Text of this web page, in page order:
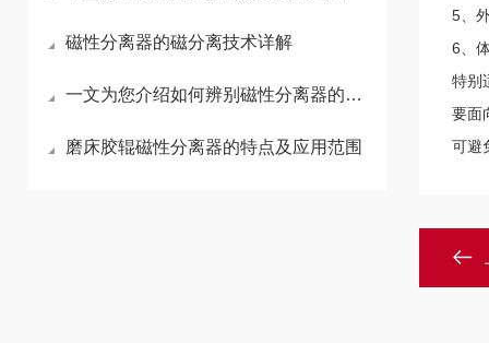
磁性分离器的磁分离技术详解
一文为您介绍如何辨别磁性分离器的质量好坏
磨床胶辊磁性分离器的特点及应用范围
5、
6、
特别
要面
可避